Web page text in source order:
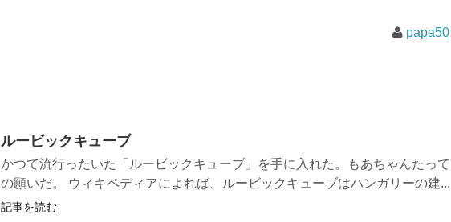
papa50
ルービックキューブ
かつて流行ったいた「ルービックキューブ」を手に入れた。もあちゃんたって
の願いだ。 ウィキペディアによれば、ルービックキューブはハンガリーの建...
記事を読む